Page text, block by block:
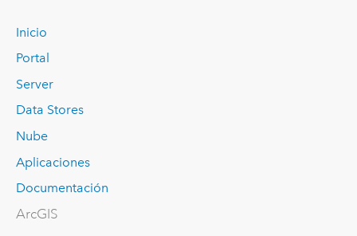
Inicio
Portal
Server
Data Stores
Nube
Aplicaciones
Documentación
ArcGIS